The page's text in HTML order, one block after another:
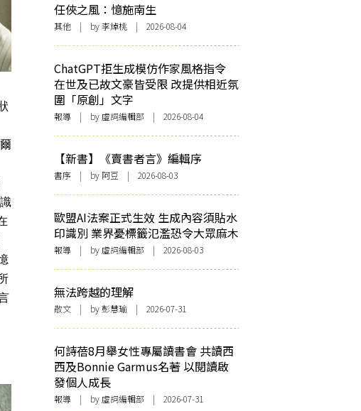
任俠之風：憶施南生
其他 | by 李焯桃 | 2026-08-04
ChatGPT拒生成模仿作家風格指令
在世及已故文豪皆受限 改提供相近氛
圍「原創」文字
報導 | by 虛詞編輯部 | 2026-08-04
【新書】《賣書者言》編輯序
書序 | by 阿豆 | 2026-08-03
歐盟AI法案正式生效 生成內容須貼水
印識別 業界憂標籤氾濫恐令大眾麻木
報導 | by 虛詞編輯部 | 2026-08-03
無法跨越的理解
散文 | by 彭慧瑜 | 2026-07-31
何詩蓓8月舉女性專屬讀書會 共讀西
西及Bonnie Garmus名著 以閱讀啟
發個人成長
報導 | by 虛詞編輯部 | 2026-07-31